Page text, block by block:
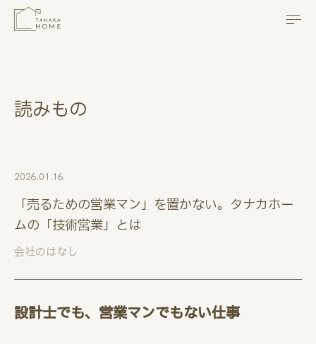
メ
読みもの
2026.01.16
「売るための営業マン」を置かない。タナカホー
ムの「技術営業」とは
会社のはなし
設計士でも、営業マンでもない仕事